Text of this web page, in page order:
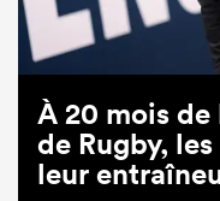
À 20 mois
de Rugby,
leur